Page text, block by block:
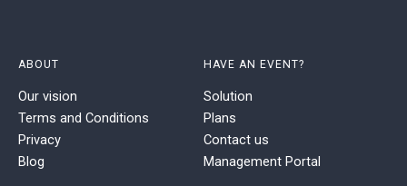
ABOUT
Our vision
Terms and Conditions
Privacy
Blog
HAVE AN EVENT?
Solution
Plans
Contact us
Management Portal